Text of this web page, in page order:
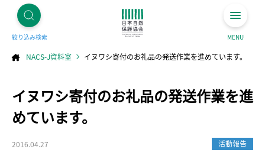
絞り込み検索 MENU
NACS-J資料室 イヌワシ寄付のお礼品の発送作業を進めています。
イヌワシ寄付のお礼品の発送作業を進
めています。
2016.04.27 活動報告